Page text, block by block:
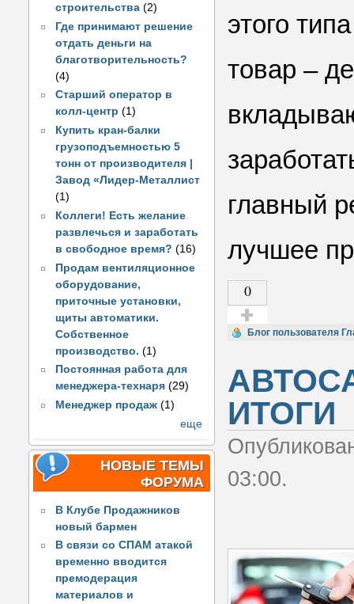
строительства (2)
Где принимают решение
отдать деньги на
благотворительность?
(4)
Старший оператор в
колл-центр (1)
Купить кран-балки
грузоподъемностью 5
тонн от производителя |
Завод «Лидер-Металлист
(1)
Коллеги! Есть желание
развлечься и заработать
в свободное время? (16)
Продам вентиляционное
оборудование,
приточные установки,
щиты автоматики.
Собственное
производство. (1)
Постоянная работа для
менеджера-технаря (29)
Менеджер продаж (1)
еще
НОВЫЕ ТЕМЫ
ФОРУМА
В Клубе Продажников
новый бармен
В связи со СПАМ атакой
временно вводится
премодерация
материалов и
этого
товар –
главный
лучшее
0
Голос за!
Блог пользователя
ИТОГИ
03:00.